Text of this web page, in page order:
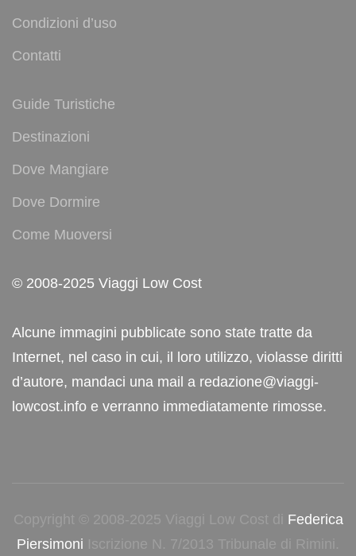
Condizioni d’uso
Contatti
Guide Turistiche
Destinazioni
Dove Mangiare
Dove Dormire
Come Muoversi
© 2008-2025 Viaggi Low Cost
Alcune immagini pubblicate sono state tratte da
Internet, nel caso in cui, il loro utilizzo, violasse diritti
d’autore, mandaci una mail a redazione@viaggi-
lowcost.info e verranno immediatamente rimosse.
Copyright © 2008-2025 Viaggi Low Cost di Federica
Piersimoni Iscrizione N. 7/2013 Tribunale di Rimini.